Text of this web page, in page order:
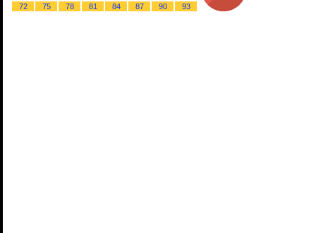
72
75 78 81 84 87 90 93